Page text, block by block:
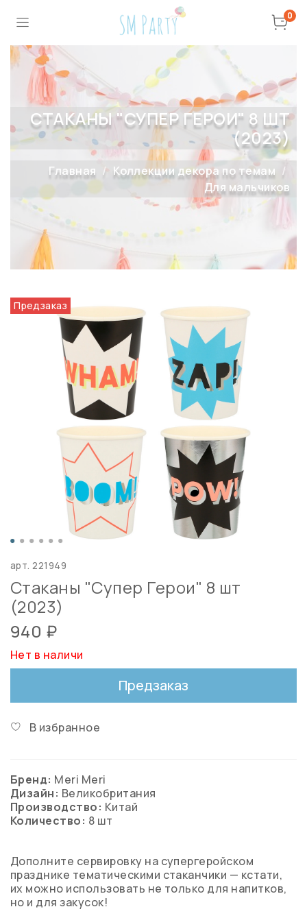
0
СТАКАНЫ "СУПЕР ГЕРОИ" 8 ШТ
(2023)
Главная
Коллекции декора по темам
Для мальчиков
Предзаказ
арт.221949
Стаканы "Супер Герои" 8 шт
(2023)
940 ₽
Нет в наличи
Предзаказ
В избранное
Бренд: Meri Meri
Дизайн: Великобритания
Производство: Китай
Количество: 8 шт
Дополните сервировку на супергеройском
празднике тематическими стаканчики — кстати,
их можно использовать не только для напитков,
но и для закусок!